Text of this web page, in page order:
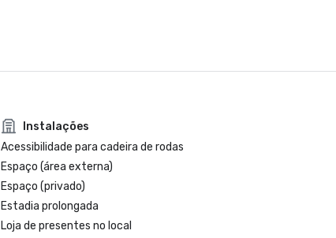
Instalações
Acessibilidade para cadeira de rodas
Espaço (área externa)
Espaço (privado)
Estadia prolongada
Loja de presentes no local